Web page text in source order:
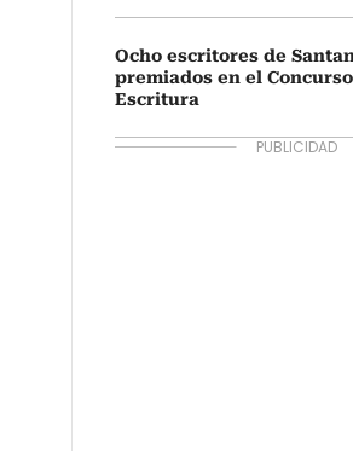
Ocho escritores de
premiados en el
Escritura